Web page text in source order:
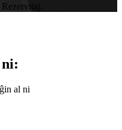
ni:
al ni